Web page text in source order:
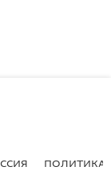
ПОЛИТИКА